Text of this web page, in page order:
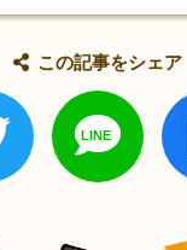
この記事をシェア